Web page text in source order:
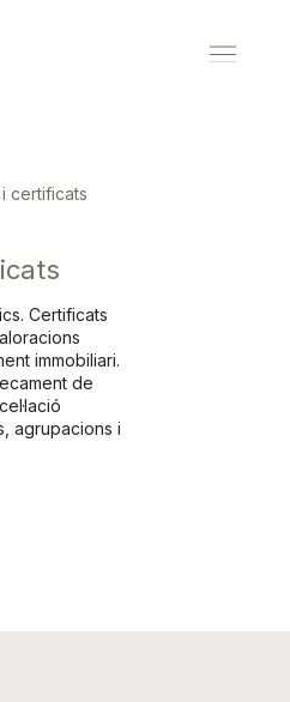
certificats
Certificats
immobiliari.
de
agrupacions i